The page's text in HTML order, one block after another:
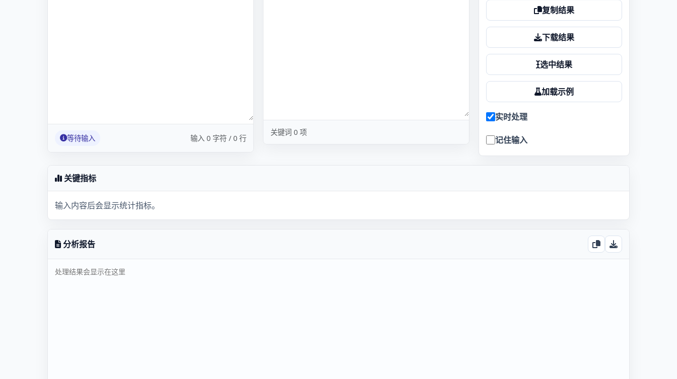
等待输入 输入 0 字符 / 0 行
关键词 0 项
复制结果
下载结果
选中结果
加载示例
实时处理
记住输入
关键指标
输入内容后会显示统计指标。
分析报告